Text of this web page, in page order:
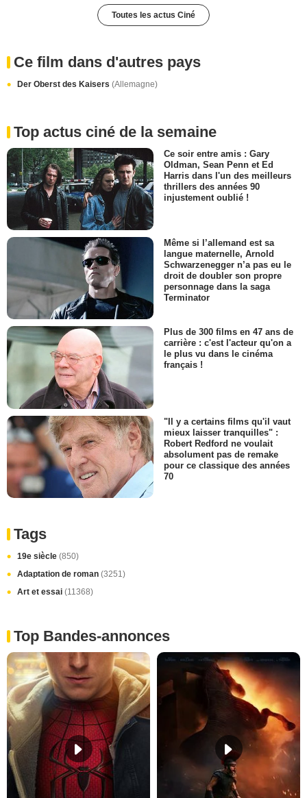
Toutes les actus Ciné
Ce film dans d'autres pays
Der Oberst des Kaisers (Allemagne)
Top actus ciné de la semaine
Ce soir entre amis : Gary
Oldman, Sean Penn et Ed
Harris dans l'un des meilleurs
thrillers des années 90
injustement oublié !
Même si l’allemand est sa
langue maternelle, Arnold
Schwarzenegger n’a pas eu le
droit de doubler son propre
personnage dans la saga
Terminator
Plus de 300 films en 47 ans de
carrière : c'est l'acteur qu'on a
le plus vu dans le cinéma
français !
"Il y a certains films qu'il vaut
mieux laisser tranquilles" :
Robert Redford ne voulait
absolument pas de remake
pour ce classique des années
70
Tags
19e siècle (850)
Adaptation de roman (3251)
Art et essai (11368)
Top Bandes-annonces